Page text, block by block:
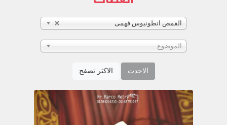
القمص انطونيوس فهمى
الموضوع...
الاحدث الاكثر تصفح